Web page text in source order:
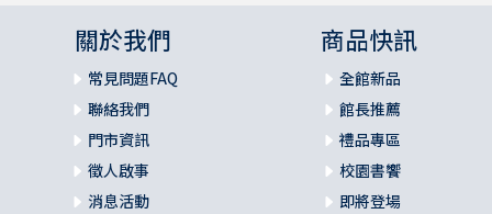
關於我們
常見問題FAQ
聯絡我們
門市資訊
徵人啟事
消息活動
商品快訊
全館新品
館長推薦
禮品專區
校園書饗
即將登場